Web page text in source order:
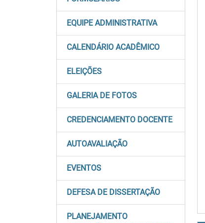
EQUIPE ADMINISTRATIVA
CALENDÁRIO ACADÊMICO
ELEIÇÕES
GALERIA DE FOTOS
CREDENCIAMENTO DOCENTE
AUTOAVALIAÇÃO
EVENTOS
DEFESA DE DISSERTAÇÃO
PLANEJAMENTO